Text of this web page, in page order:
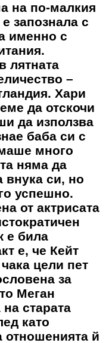
на по-малкия
запознала с
именно с
лятната
–
Хари
да отскочи
да използва
баба си с
много
няма да
внука си, но
успешно.
от актрисата
е била
е, че Кейт
цели пет
за
Меган
старата
като
отношенията й